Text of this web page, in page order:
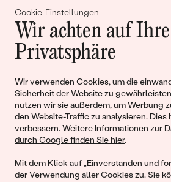
Cookie-Einstellungen
Wir achten auf Ihre
Privatsphäre
Wir verwenden Cookies, um die
Sicherheit der Website zu
nutzen wir sie außerdem, um Werbung
den Website-Traffic zu analysieren. Dies
verbessern. Weitere Informationen zur
durch Google finden Sie hier.
Mit dem Klick auf „Einverstanden und
der Verwendung aller Cookies zu. Sie
Gemeinsam
Geschichten von
Liebe
Begleiten Sie uns!